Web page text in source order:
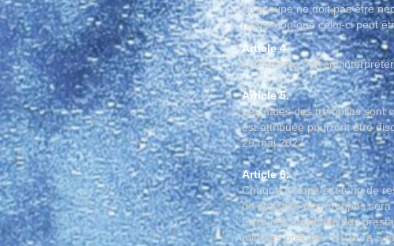
Le groupe ne doit pas être
l’artiste ou que celui-ci peut
Article 4.
Les artistes doivent
Article 5.
Les dates des tremplins sont
est attribuée pourront être
29 mai 2027.
Article 6.
Chaque groupe est tenu de
de passage des groupes
La durée maximale des
minutes précises. Il y aura 5